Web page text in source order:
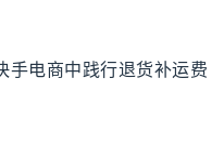
手电商中践行退货补运费